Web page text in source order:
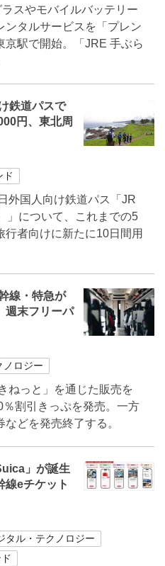
スやモバイルバッテリー
ンタルサービスを「プレン
京駅で開始。「JRE 手ぶら
鉄道パスで
円、東北周
ド
外国人向け鉄道パス「JR
」について、これまでの5
行者向けに新たに10日間用
線・特急が
週末フリーパ
ノロジー
ねっと」を通じた販売を
割引きっぷを発売。一方
どを発売終了する。
」が誕生
線eチケット
タル・テクノロジー